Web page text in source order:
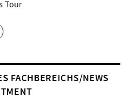
Tour
FACHBEREICHS/NEWS